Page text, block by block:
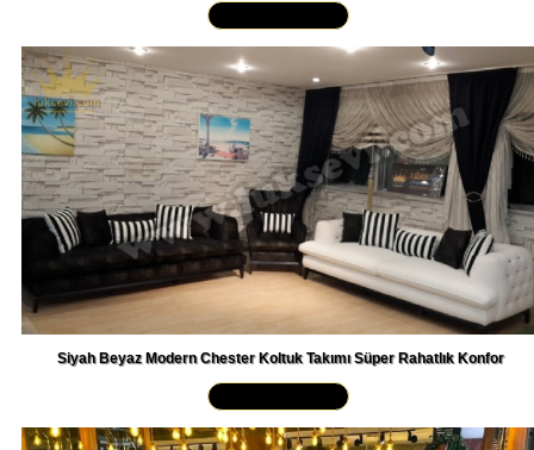
Siyah Beyaz Modern Chester Koltuk Takımı Süper Rahatlık Konfor